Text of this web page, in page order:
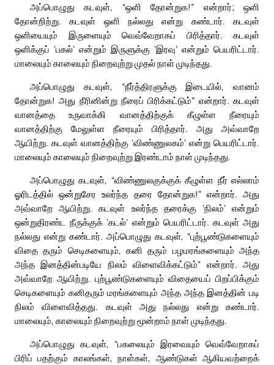
அப்பொழுது கடவுள், “ஒளி தோன்றுக!” என்றார்; ஒளி
தோன்றிற்று. கடவுள் ஒளி நல்லது என்று கண்டார். கடவுள்
ஒளியையும் இருளையும் வெவ்வேறாகப் பிரித்தார். கடவுள்
ஒளிக்குப் ‘பகல்’ என்றும் இருளுக்கு ‘இரவு’ என்றும் பெயரிட்டார்.
மாலையும் காலையும் நிறைவுற்று முதல் நாள் முடிந்தது.
அப்பொழுது கடவுள், “நீர்த்திரளுக்கு இடையில், வானம்
தோன்றுக! அது நீரினின்று நீரைப் பிரிக்கட்டும்” என்றார். கடவுள்
வானத்தை உருவாக்கி வானத்திற்குக் கீழுள்ள நீரையும்
வானத்திற்கு மேலுள்ள நீரையும் பிரித்தார். அது அவ்வாறே
ஆயிற்று. கடவுள் வானத்திற்கு ‘விண்ணுலகம்’ என்று பெயரிட்டார்.
மாலையும் காலையும் நிறைவுற்று இரண்டாம் நாள் முடிந்தது.
அப்பொழுது கடவுள், “விண்ணுலகுக்குக் கீழுள்ள நீர் எல்லாம்
ஓரிடத்தில் ஒன்றுசேர உலர்ந்த தரை தோன்றுக!” என்றார். அது
அவ்வாறே ஆயிற்று. கடவுள் உலர்ந்த தரைக்கு ‘நிலம்’ என்றும்
ஒன்றுதிரண்ட நீருக்குக் ‘கடல்’ என்றும் பெயரிட்டார். கடவுள் அது
நல்லது என்று கண்டார். அப்பொழுது கடவுள், “புற்பூண்டுகளையும்
விதை தரும் செடிகளையும், கனி தரும் பழமரங்களையும் அந்த
அந்த இனத்தின்படியே நிலம் விளைவிக்கட்டும்” என்றார். அது
அவ்வாறே ஆயிற்று. புற்பூண்டுகளையும் விதையைப் பிறப்பிக்கும்
செடிகளையும் கனிதரும் மரங்களையும் அந்த அந்த இனத்தின் படி
நிலம் விளைவித்தது. கடவுள் அது நல்லது என்று கண்டார்.
மாலையும், காலையும் நிறைவுற்று மூன்றாம் நாள் முடிந்தது.
அப்பொழுது கடவுள், “பகலையும் இரவையும் வெவ்வேறாகப்
பிரிப் பதற்கும் காலங்கள், நாள்கள், ஆண்டுகள் ஆகியவற்றைக்